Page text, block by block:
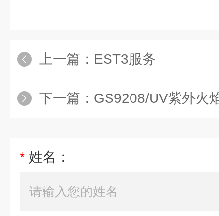
上一篇： EST3服务
下一篇： GS9208/UV紫外火
* 姓名：